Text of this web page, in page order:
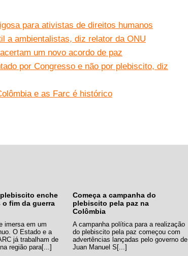
para ativistas de direitos humanos
a ambientalistas, diz relator da ONU
um novo acordo de paz
por Congresso e não por plebiscito, diz
e as Farc é histórico
enche
o fim da guerra
imersa em um
O Estado e a
já trabalham de
região para[...]
Começa a campanha do
plebiscito pela paz na
Colômbia
A campanha política para a realização
do plebiscito pela paz começou com
advertências lançadas pelo governo de
Juan Manuel S[...]